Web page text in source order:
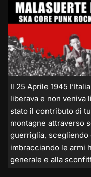
Il 25 Aprile 1945
liberava e non veniva
stato il contributo di
montagne attraverso
guerriglia,
imbracciando le armi
generale e alla